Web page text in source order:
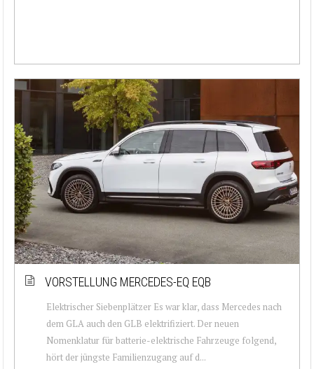
VORSTELLUNG MERCEDES-EQ EQB
Elektrischer Siebenplätzer Es war klar, dass Mercedes nach
dem GLA auch den GLB elektrifiziert. Der neuen
Nomenklatur für batterie-elektrische Fahrzeuge folgend,
hört der jüngste Familienzugang auf d...